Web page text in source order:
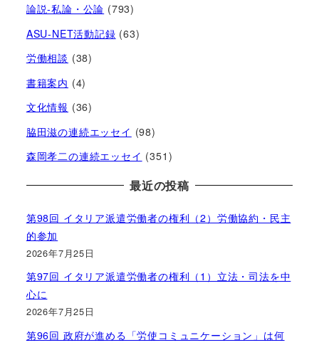
論説-私論・公論 (793)
ASU-NET活動記録 (63)
労働相談 (38)
書籍案内 (4)
文化情報 (36)
脇田滋の連続エッセイ (98)
森岡孝二の連続エッセイ (351)
最近の投稿
第98回 イタリア派遣労働者の権利（2）労働協約・民主
的参加
2026年7月25日
第97回 イタリア派遣労働者の権利（1）立法・司法を中
心に
2026年7月25日
第96回 政府が進める「労使コミュニケーション」は何